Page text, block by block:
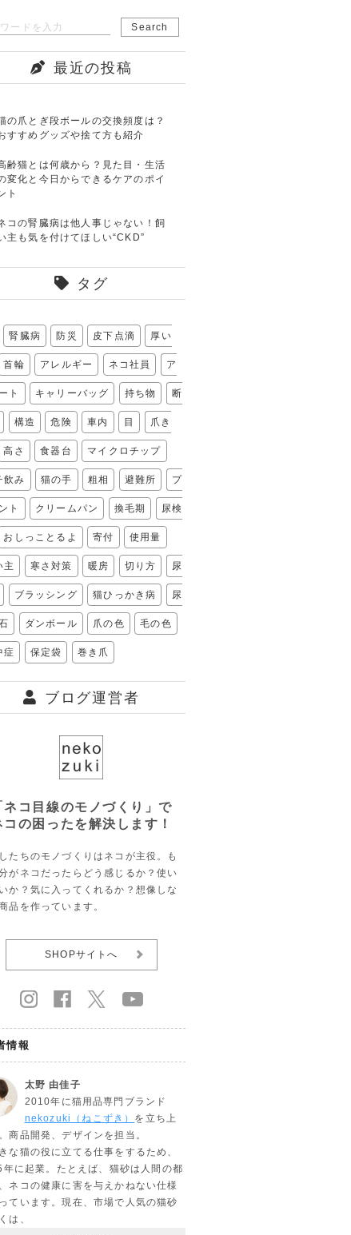
最近の投稿
の爪とぎ段ボールの交換頻度は？
すすめグッズや捨て方も紹介
齢猫とは何歳から？見た目・生活
変化と今日からできるケアのポイ
ト
コの腎臓病は他人事じゃない！飼
主も気を付けてほしい“CKD”
タグ
腎臓病 防災 皮下点滴 厚い
首輪 アレルギー ネコ社員 ア
ト キャリーバッグ 持ち物 断
構造 危険 車内 目 爪き
高さ 食器台 マイクロチップ
飲み 猫の手 粗相 避難所 プ
ト クリームパン 換毛期 尿検
おしっことるよ 寄付 使用量
主 寒さ対策 暖房 切り方 尿
ブラッシング 猫ひっかき病 尿
ダンボール 爪の色 毛の色
症 保定袋 巻き爪
ブログ運営者
ネコ目線のモノづくり」で
コの困ったを解決します！
たちのモノづくりはネコが主役。も
がネコだったらどう感じるか？使い
か？気に入ってくれるか？想像しな
品を作っています。
SHOPサイトへ
情報
太野 由佳子
2010年に猫用品専門ブランド
nekozuki（ねこずき） を立ち上
商品開発、デザインを担当。
な猫の役に立てる仕事をするため、
に起業。たとえば、猫砂は人間の都
ネコの健康に害を与えかねない仕様
ています。現在、市場で人気の猫砂
は、